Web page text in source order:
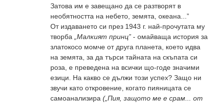
Затова им е завещано да се разтворят в
необятността на небето, земята, океана...”
От издаването си през 1943 г. най-прочутата му
творба „Малкият принц” - омайваща история за
златокосо момче от друга планета, което идва
на земята, за да търси тайната на скъпата си
роза, е преведена на всички що-годе значими
езици. На какво се дължи този успех? Защо ни
звучи като откровение, когато пияницата се
самоанализира („Пия, защото ме е срам... от